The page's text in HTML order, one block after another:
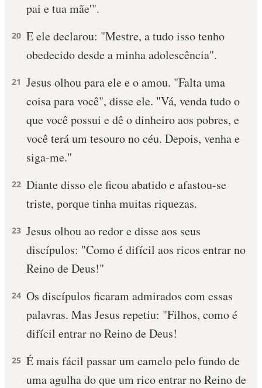
PERGUNTE À BÍBLIA IA
LOJA BÍBLIAON
pai e tua mãe'".
20 E ele declarou: "Mestre, a tudo isso tenho
obedecido desde a minha adolescência".
21 Jesus olhou para ele e o amou. "Falta uma
coisa para você", disse ele. "Vá, venda tudo o
que você possui e dê o dinheiro aos pobres, e
você terá um tesouro no céu. Depois, venha e
siga-me."
22 Diante disso ele ficou abatido e afastou-se
triste, porque tinha muitas riquezas.
23 Jesus olhou ao redor e disse aos seus
discípulos: "Como é difícil aos ricos entrar no
Reino de Deus!"
24 Os discípulos ficaram admirados com essas
palavras. Mas Jesus repetiu: "Filhos, como é
difícil entrar no Reino de Deus!
25 É mais fácil passar um camelo pelo fundo de
uma agulha do que um rico entrar no Reino de